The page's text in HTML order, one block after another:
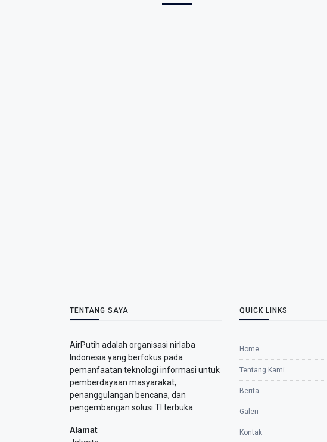
TENTANG SAYA
AirPutih adalah organisasi nirlaba
Indonesia yang berfokus pada
pemanfaatan teknologi informasi untuk
pemberdayaan masyarakat,
penanggulangan bencana, dan
pengembangan solusi TI terbuka.
Alamat
QUICK LINKS
Home
Tentang Kami
Berita
Galeri
Kontak